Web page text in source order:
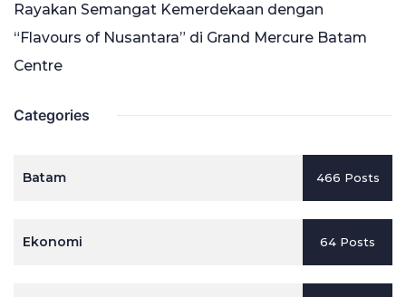
Rayakan Semangat Kemerdekaan dengan
“Flavours of Nusantara” di Grand Mercure Batam
Centre
Categories
Batam 466 Posts
Ekonomi 64 Posts